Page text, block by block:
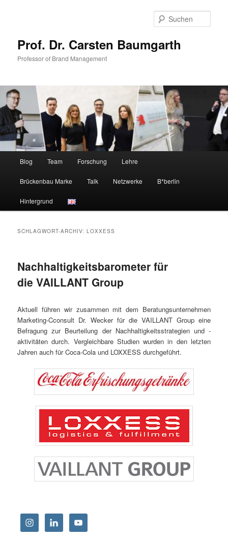
Prof. Dr. Carsten Baumgarth
Professor of Brand Management
Blog Team Forschung Lehre
Brückenbau Marke Talk Netzwerke B*berlin
Hintergrund
SCHLAGWORT-ARCHIV:LOXXESS
Nachhaltigkeitsbarometer für
die VAILLANT Group
Aktuell führen wir zusammen mit dem Beratungsunternehmen
Marketing-Cconsult Dr. Wecker für die VAILLANT Group eine
Befragung zur Beurteilung der Nachhaltigkeitsstrategien und -
aktivitäten durch. Vergleichbare Studien wurden in den letzten
Jahren auch für Coca-Cola und LOXXESS durchgeführt.